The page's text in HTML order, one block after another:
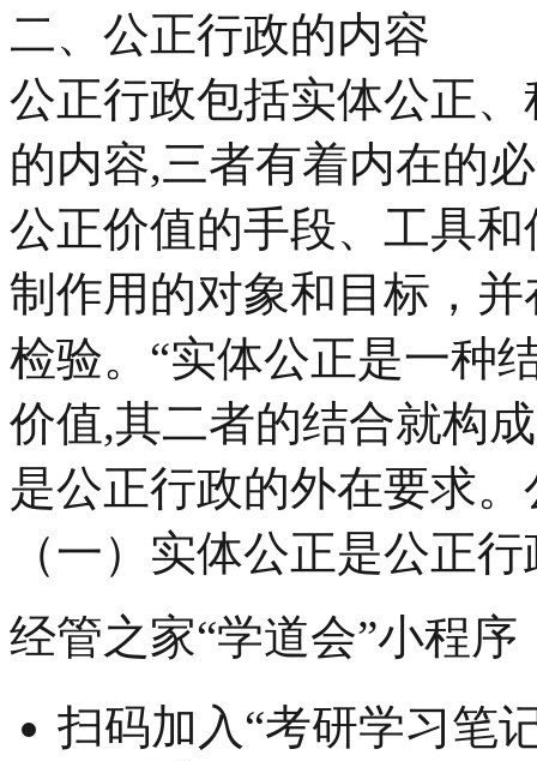
二、公正行政的内容
公正行政包括实体公正
的内容,三者有着内在的
公正价值的手段、工具
制作用的对象和目标，
检验。“实体公正是一种
价值,其二者的结合就构
是公正行政的外在要求
（一）实体公正是公正
经管之家“学道会”小程序
扫码加入“考研学习笔